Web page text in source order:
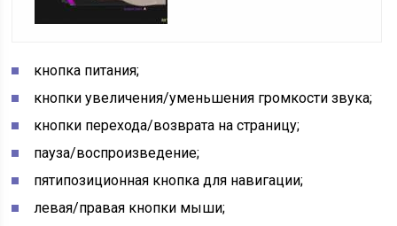
кнопка питания;
кнопки увеличения/уменьшения громкости звука;
кнопки перехода/возврата на страницу;
пауза/воспроизведение;
пятипозиционная кнопка для навигации;
левая/правая кнопки мыши;